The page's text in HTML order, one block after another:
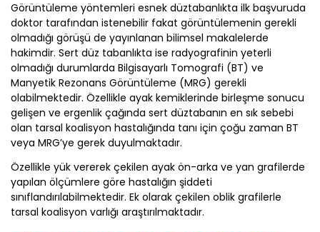
Görüntüleme yöntemleri esnek düztabanlıkta ilk başvuruda
doktor tarafından istenebilir fakat görüntülemenin gerekli
olmadığı görüşü de yayınlanan bilimsel makalelerde
hakimdir. Sert düz tabanlıkta ise radyografinin yeterli
olmadığı durumlarda Bilgisayarlı Tomografi (BT) ve
Manyetik Rezonans Görüntüleme (MRG) gerekli
olabilmektedir. Özellikle ayak kemiklerinde birleşme sonucu
gelişen ve ergenlik çağında sert düztabanın en sık sebebi
olan tarsal koalisyon hastalığında tanı için çoğu zaman BT
veya MRG’ye gerek duyulmaktadır.
Özellikle yük vererek çekilen ayak ön-arka ve yan grafilerde
yapılan ölçümlere göre hastalığın şiddeti
sınıflandırılabilmektedir. Ek olarak çekilen oblik grafilerle
tarsal koalisyon varlığı araştırılmaktadır.